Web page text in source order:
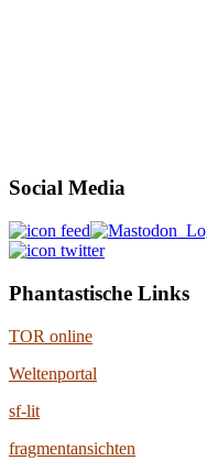
Social Media
Phantastische Links
TOR online
Weltenportal
sf-lit
fragmentansichten